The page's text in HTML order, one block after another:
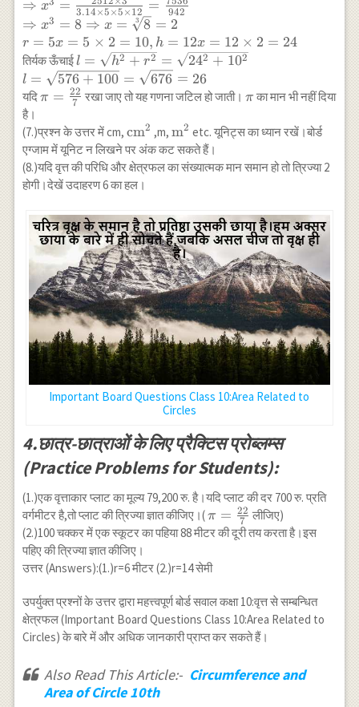
\Rightarrow
\frac{1}{3}
\times 3.14
\times 5x \times
5 x \times 12
x=2512 \\
\Rightarrow
x^3=\frac{2512
\times 3}{3.14
\times 5 \times
5 \times
12}=\frac{7536}
\Rightarrow
x^3=8
\Rightarrow
x=\sqrt[3]{8}=2
\\ r=5 x=5
\times 2=10,
h=12 x=12
\times 2=24
⇒ x = 3.14 ×5 ×5 × 12 = 942
⇒ x3 = 8 ⇒ x = 3 8 = 2
r = 5x = 5 × 2 = 10, h = 12x = 12 × 2 = 24
तिर्यक ऊँचाईl=\sqrt{h^2+r^2}=\sqrt{24^2+10^2}
\\ l=\sqrt{576+100}=\sqrt{676}=26
l = h2 + r2 = 242 + 102
l = 576 + 100 = 676 = 26
यदि\pi=\frac{22}
π = 7
22 रखा जाए तो यह गणना जटिल हो जाती। \pi
πका मान भी नहीं दिया
है।
(7.)प्रश्न के उत्तर में cm, \text{cm}^2
cm2 ,m, \text{m}^2
m2 etc. यूनिट्स का ध्यान रखें।बोर्ड
एग्जाम में यूनिट न लिखने पर अंक कट सकते हैं।
(8.)यदि वृत्त की परिधि और क्षेत्रफल का संख्यात्मक मान समान हो तो त्रिज्या 2
होगी।देखें उदाहरण 6 का हल।
Important Board Questions Class 10:Area Related to
Circles
4.छात्र-छात्राओं के लिए प्रैक्टिस प्रोब्लम्स
(Practice Problems for Students):
(1.)एक वृत्ताकार प्लाट का मूल्य 79,200 रु. है।यदि प्लाट की दर 700 रु. प्रति
वर्गमीटर है,तो प्लाट की त्रिज्या ज्ञात कीजिए।(\pi=\frac{22}
{7}
π = 7
22 लीजिए)
(2.)100 चक्कर में एक स्कूटर का पहिया 88 मीटर की दूरी तय करता है।इस
पहिए की त्रिज्या ज्ञात कीजिए।
उत्तर (Answers):(1.)r=6 मीटर (2.)r=14 सेमी
उपर्युक्त प्रश्नों के उत्तर द्वारा महत्त्वपूर्ण बोर्ड सवाल कक्षा 10:वृत्त से सम्बन्धित
क्षेत्रफल (Important Board Questions Class 10:Area Related to
Circles) के बारे में और अधिक जानकारी प्राप्त कर सकते हैं।
Also Read This Article:- Circumference and
Area of Circle 10th